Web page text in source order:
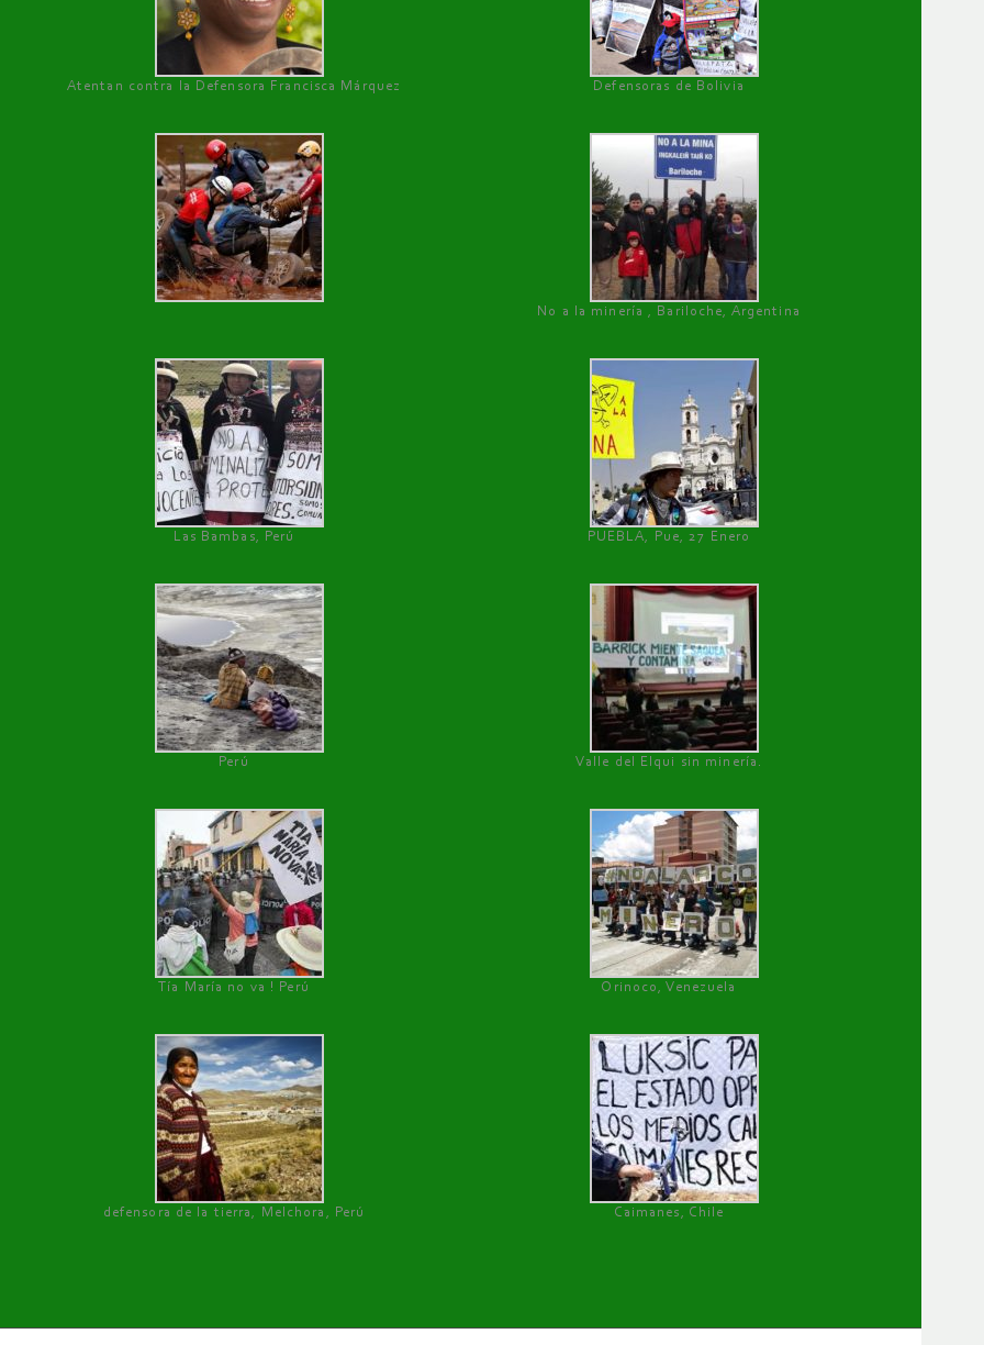
Atentan contra la Defensora Francisca Márquez Defensoras de Bolivia
No a la minería , Bariloche, Argentina
Las Bambas, Perú PUEBLA, Pue, 27 Enero
Perú Valle del Elqui sin minería.
Tía María no va ! Perú Orinoco, Venezuela
defensora de la tierra, Melchora, Perú Caimanes, Chile